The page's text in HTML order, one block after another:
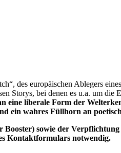
des europäischen Ablegers
Storys, bei denen es u.a. um
eine liberale Form der
ein wahres Füllhorn an
sowie der
Kontaktformulars notwendig.